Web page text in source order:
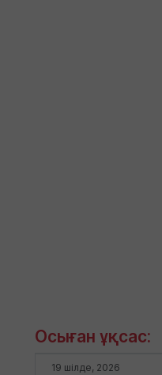
Осыған ұқсас:
19 шілде, 2026